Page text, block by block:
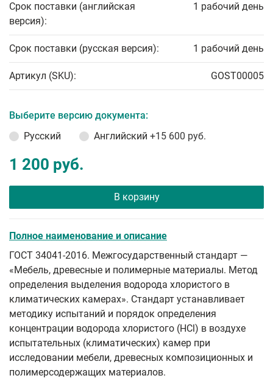
Срок поставки (английская
версия):
1 рабочий день
Срок поставки (русская версия): 1 рабочий день
Артикул (SKU): GOST00005
Выберите версию документа:
Русский
Английский +15 600 руб.
1 200 руб.
В корзину
Полное наименование и описание
ГОСТ 34041-2016. Межгосударственный стандарт —
«Мебель, древесные и полимерные материалы. Метод
определения выделения водорода хлористого в
климатических камерах». Стандарт устанавливает
методику испытаний и порядок определения
концентрации водорода хлористого (HCl) в воздухе
испытательных (климатических) камер при
исследовании мебели, древесных композиционных и
полимерсодержащих материалов.